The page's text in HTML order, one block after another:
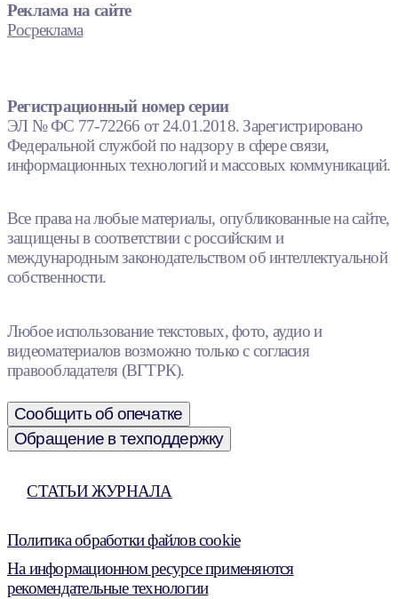
Реклама на сайте
Росреклама
Регистрационный номер серии
ЭЛ № ФС 77-72266 от 24.01.2018. Зарегистрировано
Федеральной службой по надзору в сфере связи,
информационных технологий и массовых коммуникаций.
Все права на любые материалы, опубликованные на сайте,
защищены в соответствии с российским и
международным законодательством об интеллектуальной
собственности.
Любое использование текстовых, фото, аудио и
видеоматериалов возможно только с согласия
правообладателя (ВГТРК).
Сообщить об опечатке
Обращение в техподдержку
СТАТЬИ ЖУРНАЛА
Политика обработки файлов cookie
На информационном ресурсе применяются
рекомендательные технологии